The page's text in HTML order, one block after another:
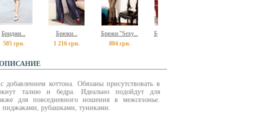
Бриджи...
505 грн.
Брюки...
1 216 грн.
Брюки "Sexy...
804 грн.
Брюки "Dark...
коттона. Обязаны присутствовать в
талию и бедра. Идеально подойдут для
для повседневного ношения в межсезонье.
пиджаками, рубашками, туниками.